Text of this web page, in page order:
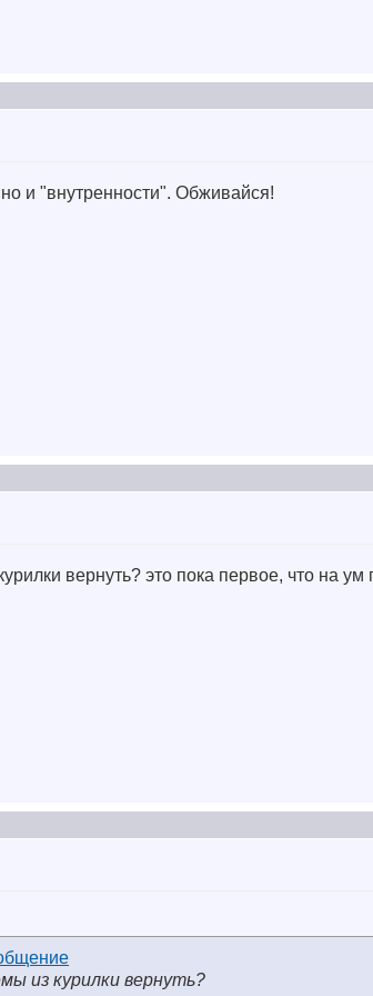
и "внутренности". Обживайся!
вернуть? это пока первое, что на
из курилки вернуть?